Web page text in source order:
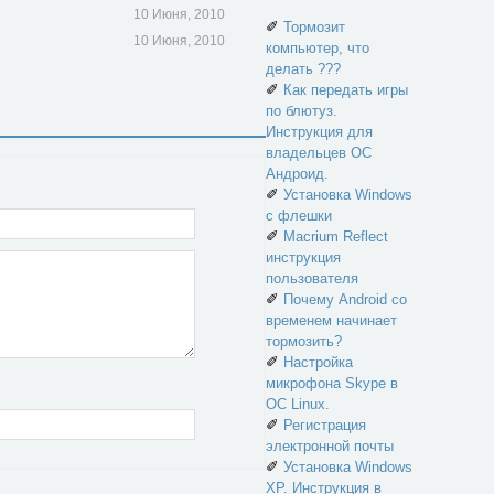
10 Июня, 2010
10 Июня, 2010
✐ Тормозит
компьютер, что
делать ???
✐ Как передать игры
по блютуз.
Инструкция для
владельцев ОС
Андроид.
✐ Установка Windows
с флешки
✐ Macrium Reflect
инструкция
пользователя
✐ Почему Android со
временем начинает
тормозить?
✐ Настройка
микрофона Skype в
ОС Linux.
✐ Регистрация
электронной почты
✐ Установка Windows
XP. Инструкция в